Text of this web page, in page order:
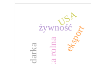
eksport
żywność
USA